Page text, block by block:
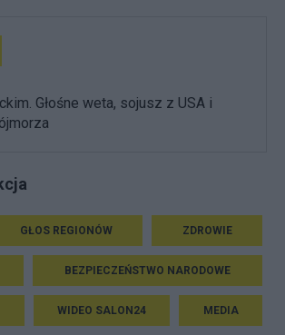
Głośne weta, sojusz z USA i
GŁOS REGIONÓW ZDROWIE
BEZPIECZEŃSTWO NARODOWE
WIDEO SALON24 MEDIA